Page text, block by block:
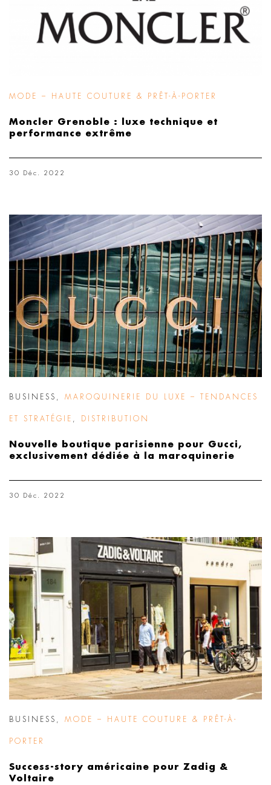
MODE – HAUTE COUTURE & PRÊT-À-PORTER
Moncler Grenoble : luxe technique et
performance extrême
30 Déc. 2022
BUSINESS MAROQUINERIE DU LUXE – TENDANCES
ET STRATÉGIE DISTRIBUTION
Nouvelle boutique parisienne pour Gucci,
exclusivement dédiée à la maroquinerie
30 Déc. 2022
BUSINESS MODE – HAUTE COUTURE & PRÊT-À-
PORTER
Success-story américaine pour Zadig &
Voltaire